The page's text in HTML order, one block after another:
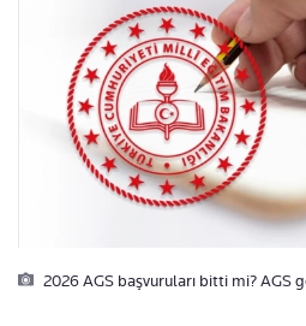
2026 AGS başvuruları bitti mi? AGS